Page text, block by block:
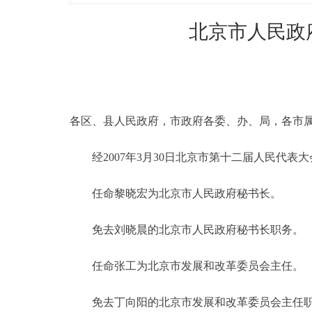
政策兑现
决策公开
个人服务
北京市人民政
各区、县人民政府，市政府各委、办、局，各市
经2007年3月30日北京市第十二届人民代表大
任命黎晓宏为北京市人民政府秘书长。
免去刘晓晨的北京市人民政府秘书长职务。
任命张工为北京市发展和改革委员会主任。
免去丁向阳的北京市发展和改革委员会主任